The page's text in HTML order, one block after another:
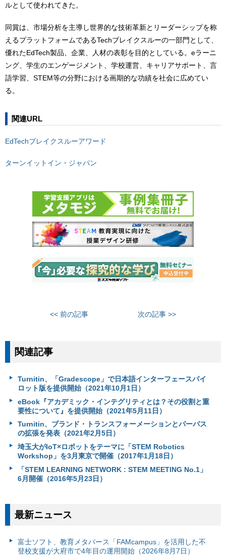
ルとして使われてきた。
同賞は、市場分析を主導し世界的な技術革新とリーダーシップを称
えるプラットフォームであるTechブレイクスルーの一部門として、
優れたEdTech製品、企業、人材の表彰を目的としている。eラーニ
ング、学生のエンゲージメント、学校運営、キャリアサポート、言
語学習、STEM等の分野における画期的な功績を社会に広めてい
る。
関連URL
EdTechブレイクスルーアワード
ターンイットイン・ジャパン
<< 前の記事 次の記事 >>
関連記事
Turnitin、「Gradescope」で日本語インターフェースパイ
ロット版を提供開始（2021年10月1日）
eBook『アカデミック・インテグリティとは？その役割と重
要性について』を提供開始（2021年5月11日）
Turnitin、ブランド・トランスフォーメーションとパーパス
の拡張を発表（2021年2月5日）
埼玉大がIoT×ロボットをテーマに「STEM Robotics
Workshop」を3月東京で開催（2017年1月18日）
「STEM LEARNING NETWORK : STEM MEETING No.1」
6月開催（2016年5月23日）
最新ニュース
富⼠ソフト、教育メタバース「FAMcampus」を活用した不
登校支援が大府市で4年目の運用開始（2026年8月7日）